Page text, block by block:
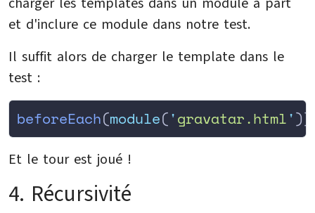
et d'inclure ce module dans notre test.
Il suffit alors de charger le template dans le
test :
beforeEach(module('gravatar.html'))
Et le tour est joué !
4. Récursivité